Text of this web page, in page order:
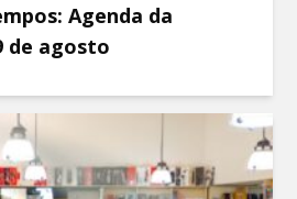
Agenda da
de agosto